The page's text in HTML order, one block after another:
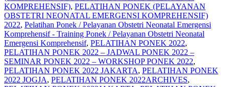
KOMPREHENSIF), PELATIHAN PONEK (PELAYANAN
OBSTETRI NEONATAL EMERGENSI KOMPREHENSIF)
2022, Pelatihan Ponek / Pelayanan Obstetri Neonatal Emergensi
Komprehensif - Training Ponek / Pelayanan Obstetri Neonatal
Emergensi Komprehensif, PELATIHAN PONEK 2022,
PELATIHAN PONEK 2022 – JADWAL PONEK 2022 –
SEMINAR PONEK 2022 – WORKSHOP PONEK 2022,
PELATIHAN PONEK 2022 JAKARTA, PELATIHAN PONEK
2022 JOGJA, PELATIHAN PONEK 2022ARCHIVES,